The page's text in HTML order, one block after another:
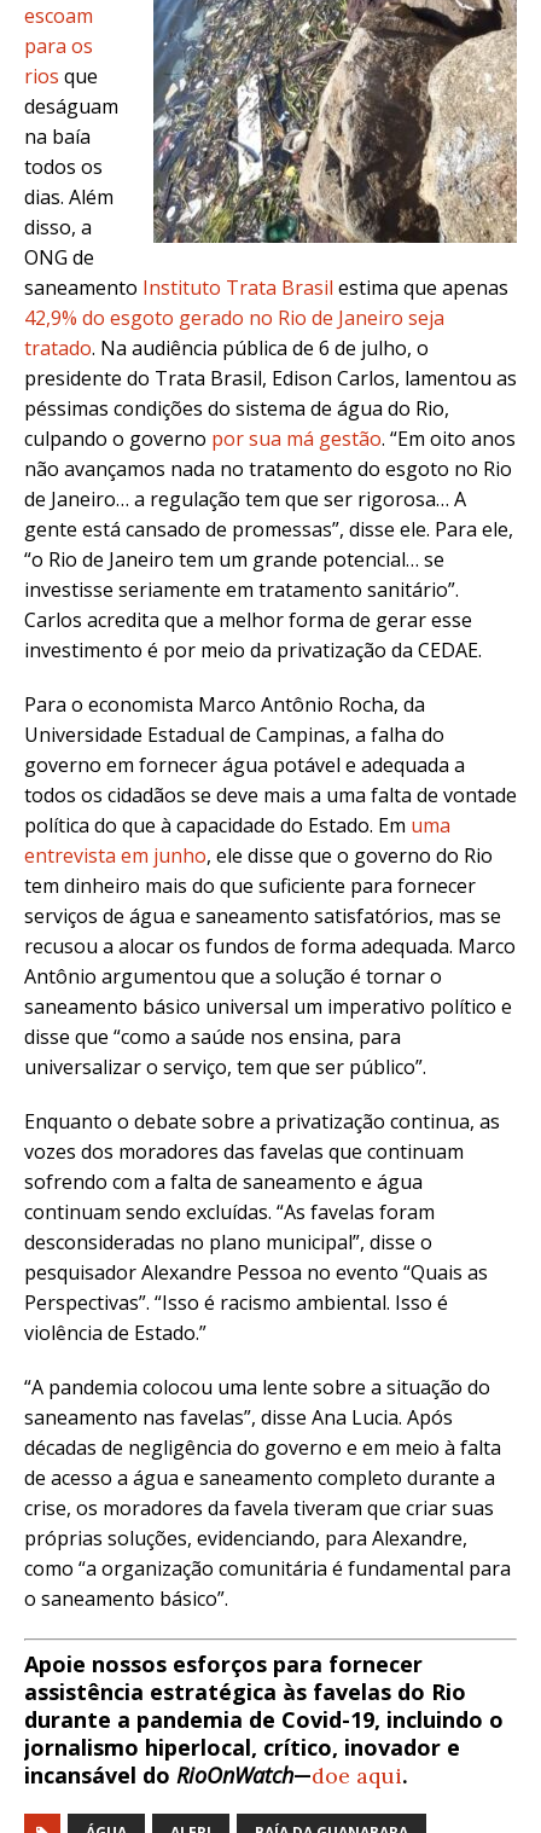
escoam
para os
rios que
deságuam
na baía
todos os
dias. Além
disso, a
ONG de
saneamento Instituto Trata Brasil estima que apenas
42,9% do esgoto gerado no Rio de Janeiro seja
tratado. Na audiência pública de 6 de julho, o
presidente do Trata Brasil, Edison Carlos, lamentou as
péssimas condições do sistema de água do Rio,
culpando o governo por sua má gestão. “Em oito anos
não avançamos nada no tratamento do esgoto no Rio
de Janeiro… a regulação tem que ser rigorosa… A
gente está cansado de promessas”, disse ele. Para ele,
“o Rio de Janeiro tem um grande potencial… se
investisse seriamente em tratamento sanitário”.
Carlos acredita que a melhor forma de gerar esse
investimento é por meio da privatização da CEDAE.
Para o economista Marco Antônio Rocha, da
Universidade Estadual de Campinas, a falha do
governo em fornecer água potável e adequada a
todos os cidadãos se deve mais a uma falta de vontade
política do que à capacidade do Estado. Em uma
entrevista em junho, ele disse que o governo do Rio
tem dinheiro mais do que suficiente para fornecer
serviços de água e saneamento satisfatórios, mas se
recusou a alocar os fundos de forma adequada. Marco
Antônio argumentou que a solução é tornar o
saneamento básico universal um imperativo político e
disse que “como a saúde nos ensina, para
universalizar o serviço, tem que ser público”.
Enquanto o debate sobre a privatização continua, as
vozes dos moradores das favelas que continuam
sofrendo com a falta de saneamento e água
continuam sendo excluídas. “As favelas foram
desconsideradas no plano municipal”, disse o
pesquisador Alexandre Pessoa no evento “Quais as
Perspectivas”. “Isso é racismo ambiental. Isso é
violência de Estado.”
“A pandemia colocou uma lente sobre a situação do
saneamento nas favelas”, disse Ana Lucia. Após
décadas de negligência do governo e em meio à falta
de acesso a água e saneamento completo durante a
crise, os moradores da favela tiveram que criar suas
próprias soluções, evidenciando, para Alexandre,
como “a organização comunitária é fundamental para
o saneamento básico”.
Apoie nossos esforços para fornecer
assistência estratégica às favelas do Rio
durante a pandemia de Covid-19, incluindo o
jornalismo hiperlocal, crítico, inovador e
incansável do RioOnWatch—doe aqui.